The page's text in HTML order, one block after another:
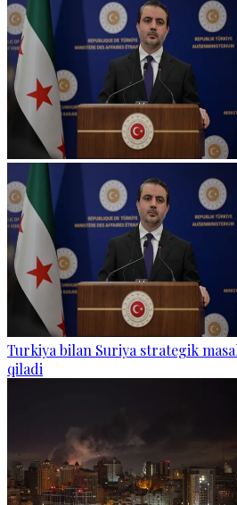
Turkiya bilan Suriya strategik
qiladi